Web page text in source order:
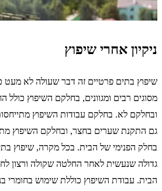
ניקיון אחרי שיפוץ
שיפוץ בתים פרטיים זה דבר שעולה לא מעט
מסוגים רבים ומגוונים, בחלקם השיפוץ כולל
ובחלקם לא. בחלקם עבודות השיפוץ
גם התקנת שערים בחצר, ובחלקם השיפוץ
בחלק הפנימי של הבית. בכל מקרה, שיפוץ
גדולה שנעשית לאחר החלטה שקולה ורצון
הבית. עבודת השיפוץ כוללת שימוש בחומרי